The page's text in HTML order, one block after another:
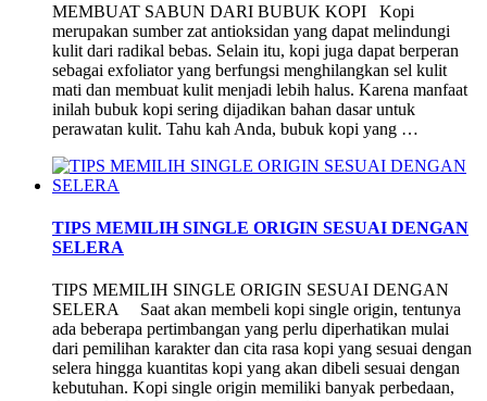
MEMBUAT SABUN DARI BUBUK KOPI Kopi
merupakan sumber zat antioksidan yang dapat melindungi
kulit dari radikal bebas. Selain itu, kopi juga dapat berperan
sebagai exfoliator yang berfungsi menghilangkan sel kulit
mati dan membuat kulit menjadi lebih halus. Karena manfaat
inilah bubuk kopi sering dijadikan bahan dasar untuk
perawatan kulit. Tahu kah Anda, bubuk kopi yang …
TIPS MEMILIH SINGLE ORIGIN SESUAI DENGAN
SELERA
TIPS MEMILIH SINGLE ORIGIN SESUAI DENGAN
SELERA Saat akan membeli kopi single origin, tentunya
ada beberapa pertimbangan yang perlu diperhatikan mulai
dari pemilihan karakter dan cita rasa kopi yang sesuai dengan
selera hingga kuantitas kopi yang akan dibeli sesuai dengan
kebutuhan. Kopi single origin memiliki banyak perbedaan,